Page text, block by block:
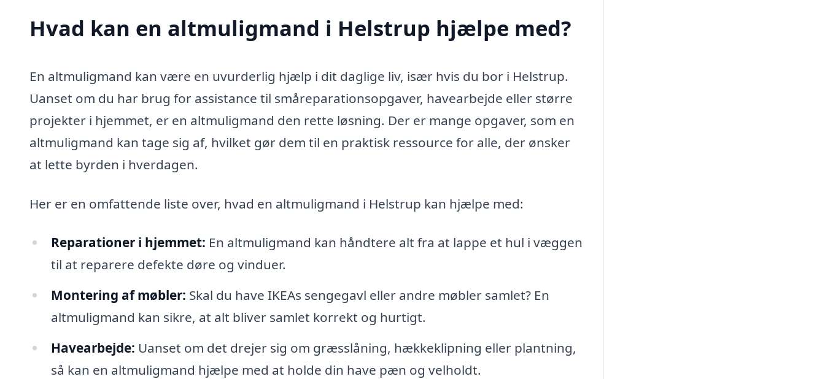
Hvad kan en altmuligmand i Helstrup hjælpe med?
En altmuligmand kan være en uvurderlig hjælp i dit daglige liv, især hvis du bor i Helstrup.
Uanset om du har brug for assistance til småreparationsopgaver, havearbejde eller større
projekter i hjemmet, er en altmuligmand den rette løsning. Der er mange opgaver, som en
altmuligmand kan tage sig af, hvilket gør dem til en praktisk ressource for alle, der ønsker
at lette byrden i hverdagen.
Her er en omfattende liste over, hvad en altmuligmand i Helstrup kan hjælpe med:
Reparationer i hjemmet: En altmuligmand kan håndtere alt fra at lappe et hul i væggen
til at reparere defekte døre og vinduer.
Montering af møbler: Skal du have IKEAs sengegavl eller andre møbler samlet? En
altmuligmand kan sikre, at alt bliver samlet korrekt og hurtigt.
Havearbejde: Uanset om det drejer sig om græsslåning, hækkeklipning eller plantning,
så kan en altmuligmand hjælpe med at holde din have pæn og velholdt.